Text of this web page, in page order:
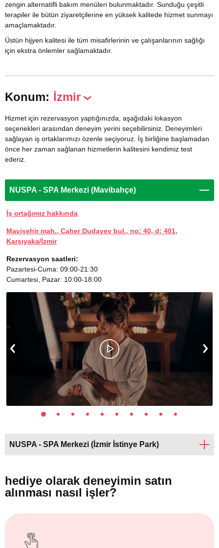
zengin alternatifli bakım menüleri bulunmaktadır. Sunduğu çeşitli
terapiler ile bütün ziyaretçilerine en yüksek kalitede hizmet sunmayı
amaçlamaktadır.
Üstün hijyen kalitesi ile tüm misafirlerinin ve çalışanlarının sağlığı
için ekstra önlemler sağlamaktadır.
Konum: İzmir
Hizmet için rezervasyon yaptığınızda, aşağıdaki lokasyon
seçenekleri arasından deneyim yerini seçebilirsiniz. Deneyimleri
sağlayan iş ortaklarımızı özenle seçiyoruz. İş birliğine başlamadan
önce her zaman sağlanan hizmetlerin kalitesini kendimiz test
ederiz.
NUSPA - SPA Merkezi (Mavibahçe)
İş ortağımız hakkında
Mavişehir mah., Caher Dudayev bul., no: 40, d: 401,
Karşıyaka/İzmir
Rezervasyon saatleri:
Pazartesi-Cuma: 09:00-21:30
Cumartesi, Pazar: 10:00-18:00
NUSPA - SPA Merkezi (İzmir İstinye Park)
hediye olarakdeneyimin satın
alınması nasıl işler?